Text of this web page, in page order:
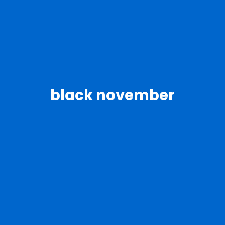
black november